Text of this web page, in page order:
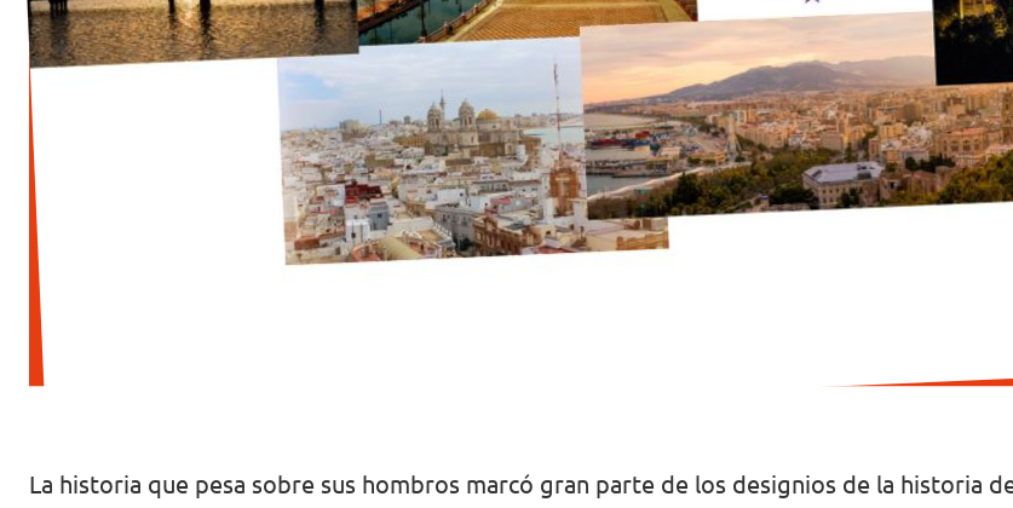
Volt Irlanda
Volt Italia
Volt Kosovo
Volt Letonia [facebook]
Volt Lituania [facebook]
Volt Luxemburgo
Volt Malta
Volt Países Bajos
Trabaja con Volt
Contacto
La historia que pesa sobre sus hombros marcó gran parte de los designios de la historia